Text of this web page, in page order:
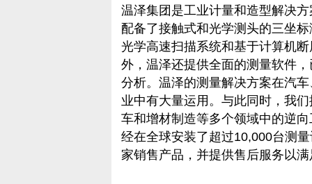
温泽集团是工业计量和造型解决
配备了接触式和光学测头的三坐
光学高速扫描系统和基于计算机
外，温泽还提供全面的测量软件
分析。温泽的测量解决方案在汽
业中有大量运用。与此同时，我
车和增材制造等多个领域中的逆
经在全球安装了超过10,000台测
家销售产品，并提供售后服务以